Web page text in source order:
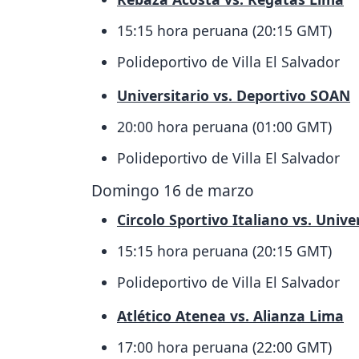
15:15 hora peruana (20:15 GMT)
Polideportivo de Villa El Salvador
Universitario vs. Deportivo SOAN
20:00 hora peruana (01:00 GMT)
Polideportivo de Villa El Salvador
Domingo 16 de marzo
Circolo Sportivo Italiano vs.
15:15 hora peruana (20:15 GMT)
Polideportivo de Villa El Salvador
Atlético Atenea vs. Alianza Lima
17:00 hora peruana (22:00 GMT)